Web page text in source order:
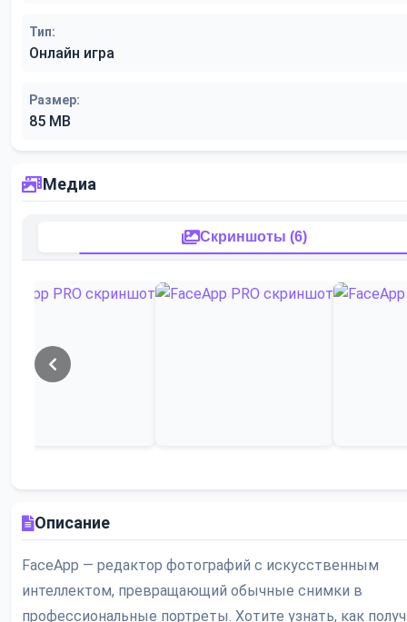
Тип:
Онлайн игра
Размер:
85 MB
Медиа
Скриншоты (6)
Описание
FaceApp — редактор фотографий с искусственным
интеллектом, превращающий обычные снимки в
профессиональные портреты. Хотите узнать, как